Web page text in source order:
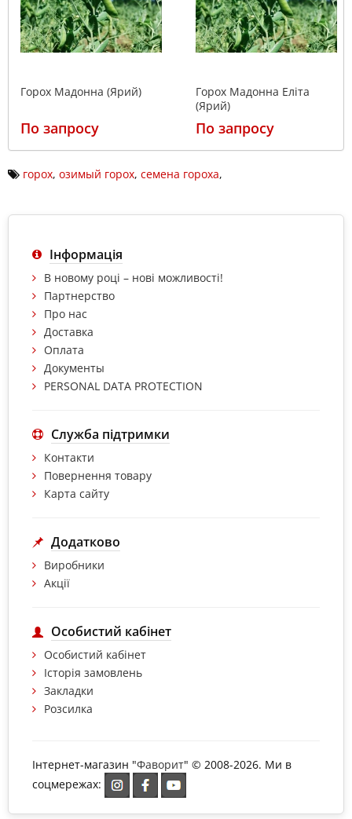
Горох Мадонна (Ярий)
По запросу
Горох Мадонна Еліта
(Ярий)
По запросу
горох, озимый горох, семена гороха,
Інформація
В новому році – нові можливості!
Партнерство
Про нас
Доставка
Оплата
Документы
PERSONAL DATA PROTECTION
Служба підтримки
Контакти
Повернення товару
Карта сайту
Додатково
Виробники
Акції
Особистий кабінет
Особистий кабінет
Історія замовлень
Закладки
Розсилка
Інтернет-магазин "Фаворит" © 2008-2026. Ми в
соцмережах: